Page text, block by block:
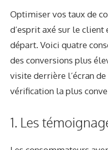
Optimiser vos taux de
d’esprit axé sur le
départ. Voici quatre
des conversions plus
visite derrière l’écran
vérification la plus
1. Les